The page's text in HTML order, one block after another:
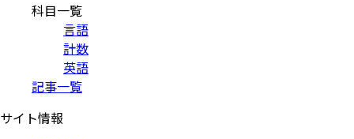
科目一覧
言語
計数
英語
記事一覧
サイト情報